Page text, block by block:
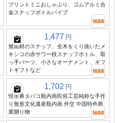
プリントミニおしゃぶり、ゴムアルミ合
金スナッフボトルパイプ
1,477 円
無垢材のスナッフ、全木をくり抜いたメ
キシコの赤サワー枝スナッフボトル、取
っ手パーツ、小さなオーナメント、ギフ
トギフトなど
1,702 円
恒水鼻タバコ瓶内画民俗工芸純粋な手作
り無形文化遺産瓶内画 外交 中国特色商
業贈り物